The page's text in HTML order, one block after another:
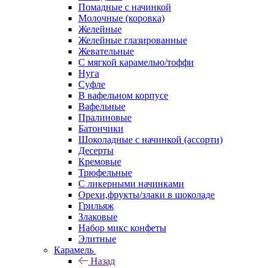
Помадные с начинкой
Молочные (коровка)
Желейные
Желейные глазированные
Жевательные
С мягкой карамелью/тоффи
Нуга
Суфле
В вафельном корпусе
Вафельные
Пралиновые
Батончики
Шоколадные с начинкой (ассорти)
Десерты
Кремовые
Трюфельные
С ликерными начинками
Орехи,фрукты/злаки в шоколаде
Грильяж
Злаковые
Набор микс конфеты
Элитные
Карамель
Назад